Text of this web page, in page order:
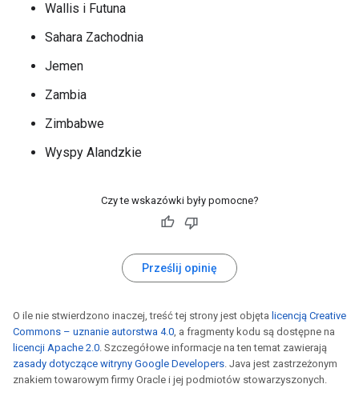
Wallis i Futuna
Sahara Zachodnia
Jemen
Zambia
Zimbabwe
Wyspy Alandzkie
Czy te wskazówki były pomocne?
Prześlij opinię
O ile nie stwierdzono inaczej, treść tej strony jest objęta licencją Creative
Commons – uznanie autorstwa 4.0, a fragmenty kodu są dostępne na
licencji Apache 2.0. Szczegółowe informacje na ten temat zawierają
zasady dotyczące witryny Google Developers. Java jest zastrzeżonym
znakiem towarowym firmy Oracle i jej podmiotów stowarzyszonych.